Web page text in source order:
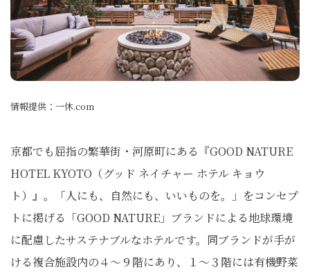
情報提供：一休.com
京都でも屈指の繁華街・河原町にある『GOOD NATURE
HOTEL KYOTO（グッド ネイチャー ホテル キョウ
ト）』。「人にも、自然にも、いいものを。」をコンセプ
トに掲げる「GOOD NATURE」ブランドによる地球環境
に配慮したサステナブルなホテルです。同ブランドが手が
ける複合施設内の４〜９階にあり、１〜３階には有機野菜